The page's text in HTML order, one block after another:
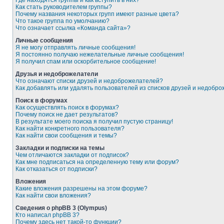
Как стать руководителем группы?
Почему названия некоторых групп имеют разные цвета?
Что такое группа по умолчанию?
Что означает ссылка «Команда сайта»?
Личные сообщения
Я не могу отправлять личные сообщения!
Я постоянно получаю нежелательные личные сообщения!
Я получил спам или оскорбительное сообщение!
Друзья и недоброжелатели
Что означают списки друзей и недоброжелателей?
Как добавлять или удалять пользователей из списков друзей и
Поиск в форумах
Как осуществлять поиск в форумах?
Почему поиск не дает результатов?
В результате моего поиска я получил пустую страницу!
Как найти конкретного пользователя?
Как найти свои сообщения и темы?
Закладки и подписки на темы
Чем отличаются закладки от подписок?
Как мне подписаться на определенную тему или форум?
Как отказаться от подписки?
Вложения
Какие вложения разрешены на этом форуме?
Как найти свои вложения?
Сведения о phpBB 3 (Olympus)
Кто написал phpBB 3?
Почему здесь нет такой-то функции?